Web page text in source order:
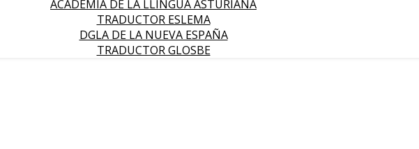
ACADEMIA DE LA LLINGUA ASTURIANA
TRADUCTOR ESLEMA
DGLA DE LA NUEVA ESPAÑA
TRADUCTOR GLOSBE